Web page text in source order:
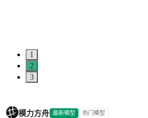
1
2
3
模力方舟 最新模型 热门模型